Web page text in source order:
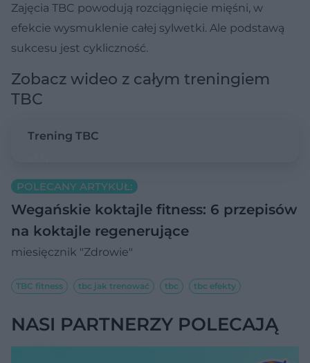
Zajęcia TBC powodują rozciągnięcie mięśni, w
efekcie wysmuklenie całej sylwetki. Ale podstawą
sukcesu jest cykliczność.
Zobacz wideo z całym treningiem
TBC
Trening TBC
POLECANY ARTYKUŁ:
Wegańskie koktajle fitness: 6 przepisów
na koktajle regenerujące
miesięcznik "Zdrowie"
TBC fitness tbc jak trenować tbc tbc efekty
NASI PARTNERZY POLECAJĄ